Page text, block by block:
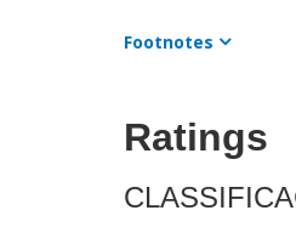
Footnotes
Ratings